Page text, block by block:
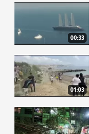
00:33
01:03